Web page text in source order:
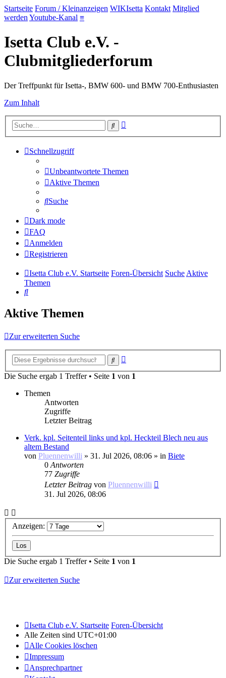
Startseite Forum / Kleinanzeigen WIKIsetta Kontakt Mitglied
werden Youtube-Kanal ≡
Isetta Club e.V. -
Clubmitgliederforum
Der Treffpunkt für Isetta-, BMW 600- und BMW 700-Enthusiasten
Zum Inhalt
Suche
Schnellzugriff
Unbeantwortete Themen
Aktive Themen
Suche
Dark mode
FAQ
Anmelden
Registrieren
Isetta Club e.V. Startseite Foren-Übersicht SucheAktive
Themen
Suche
Aktive Themen
Zur erweiterten Suche
Suche
Die Suche ergab 1 Treffer • Seite 1 von 1
Themen
Antworten
Zugriffe
Letzter Beitrag
Verk. kpl. Seitenteil links und kpl. Heckteil Blech neu aus
altem Bestand
von Pluennenwilli » 31. Jul 2026, 08:06 » in Biete
0 Antworten
77 Zugriffe
Letzter Beitrag von Pluennenwilli
31. Jul 2026, 08:06
Anzeigen:
Die Suche ergab 1 Treffer • Seite 1 von 1
Zur erweiterten Suche
Isetta Club e.V. Startseite Foren-Übersicht
Alle Zeiten sind UTC+01:00
Alle Cookies löschen
Impressum
Ansprechpartner